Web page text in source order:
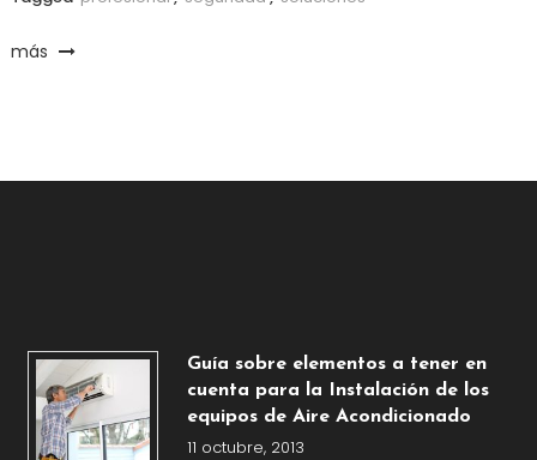
más
Guía sobre elementos a tener en
cuenta para la Instalación de los
equipos de Aire Acondicionado
11 octubre, 2013